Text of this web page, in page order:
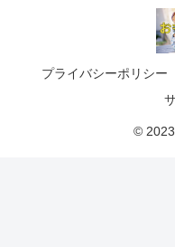
プライバシーポリシー
©